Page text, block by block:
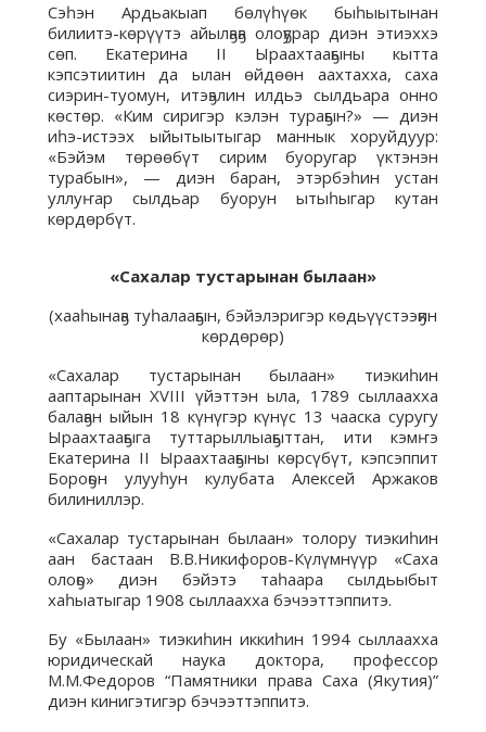
Сэһэн Ардьакыап бөлүһүөк быһыытынан
билиитэ-көрүүтэ айылҕаҕа олоҕурар диэн этиэххэ
сөп. Екатерина II Ыраахтааҕыны кытта
кэпсэтиитин да ылан өйдөөн аахтахха, саха
сиэрин-туомун, итэҕэлин илдьэ сылдьара онно
көстөр. «Ким сиригэр кэлэн тураҕын?» — диэн
иһэ-истээх ыйытыытыгар маннык хоруйдуур:
«Бэйэм төрөөбүт сирим буоругар үктэнэн
турабын», — диэн баран, этэрбэһин устан
уллуҥар сылдьар буорун ытыһыгар кутан
көрдөрбүт.
«Сахалар тустарынан былаан»
(хааһынаҕа туһалааҕын, бэйэлэригэр көдьүүстээҕин
көрдөрөр)
«Сахалар тустарынан былаан» тиэкиһин
ааптарынан XVIII үйэттэн ыла, 1789 сыллаахха
балаҕан ыйын 18 күнүгэр күнүс 13 чааска суругу
Ыраахтааҕыга туттарыллыаҕыттан, ити кэмҥэ
Екатерина II Ыраахтааҕыны көрсүбүт, кэпсэппит
Бороҕон улууһун кулубата Алексей Аржаков
билиниллэр.
«Сахалар тустарынан былаан» толору тиэкиһин
аан бастаан В.В.Никифоров-Күлүмнүүр «Саха
олоҕо» диэн бэйэтэ таһаара сылдьыбыт
хаһыатыгар 1908 сыллаахха бэчээттэппитэ.
Бу «Былаан» тиэкиһин иккиһин 1994 сыллаахха
юридическай наука доктора, профессор
М.М.Федоров “Памятники права Саха (Якутия)”
диэн кинигэтигэр бэчээттэппитэ.